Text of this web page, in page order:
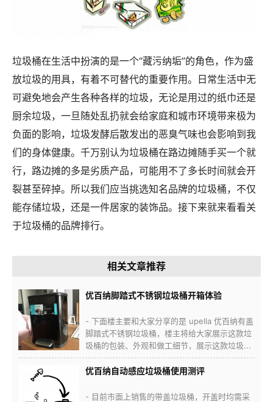
垃圾桶在生活中扮演的是一个“藏污纳垢”的角色，作为盛
放垃圾的用具，有着不可替代的重要作用。日常生活中无
可避免地会产生各种各样的垃圾，无论是用过的纸巾还是
厨余垃圾，一旦随处乱扔就会给家庭和城市环境带来极为
负面的影响，垃圾发酵后散发出的恶臭气味也会影响到我
们的身体健康。千万别认为垃圾桶在路边摊随手买一个就
行，路边摊的多是劣质产品，可能用不了多长时间就会开
裂甚至碎掉。所以我们应当挑选知名品牌的垃圾桶，不仅
能存储垃圾，还是一件居家的装饰品。接下来就来看看关
于垃圾桶的品牌排行。
相关文章推荐
优百纳脚踏式不锈钢垃圾桶开箱体验
- 下面楼主要和大家分享的是 upella 优百纳有盖
脚踏式不锈钢垃圾桶，楼主将给大家展示这款垃
圾桶的包装、外观和做工细节，展示这款垃圾...
优百纳自动感应垃圾桶使用测评
- 目前市面上销售的带盖垃圾桶，开盖时均需采